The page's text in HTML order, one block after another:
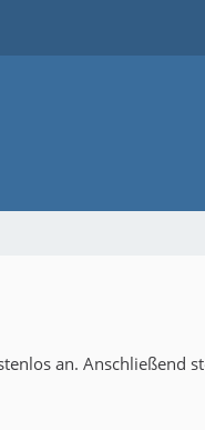
an. Anschließend